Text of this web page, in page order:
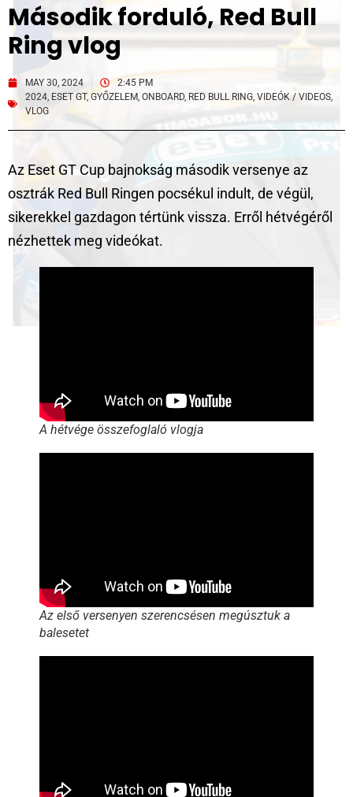
Második forduló, Red Bull
Ring vlog
MAY 30, 2024
2:45 PM
2024, ESET GT, GYŐZELEM, ONBOARD, RED BULL RING, VIDEÓK / VIDEOS,
VLOG
Az Eset GT Cup bajnokság második versenye az
osztrák Red Bull Ringen pocsékul indult, de végül,
sikerekkel gazdagon tértünk vissza. Erről hétvégéről
nézhettek meg videókat.
A hétvége összefoglaló vlogja
Az első versenyen szerencsésen megúsztuk a
balesetet